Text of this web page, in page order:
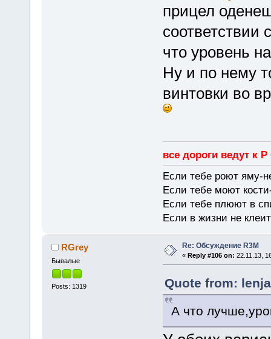
прицел
что уровень
Ну и по нему
винтовки во
все дороги ведут к
Если тебе роют яму-
Если тебе моют
Если тебе плюют в
Если в жизни не
RGrey
Бывалые
Posts: 1319
Re: Обсуждение R3M
« Reply #106 on: 22.11.13,
Quote from:
А что